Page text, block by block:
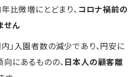
比微増にとどまり、 コロナ禍前の
せん
」入園者数の減少であり、円安に
にあるものの、日本人の顧客離